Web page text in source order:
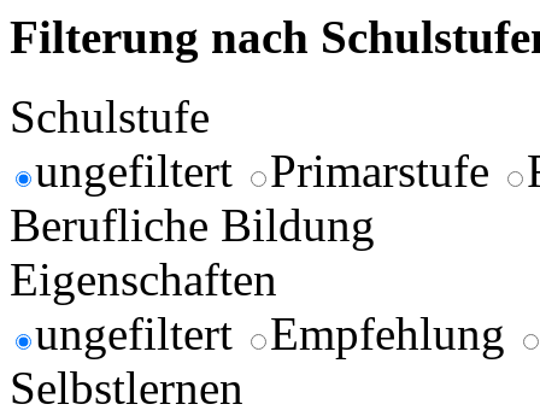
Filterung nach
Schulstufe
ungefiltert
Primarstufe
Berufliche Bildung
Eigenschaften
ungefiltert
Empfehlung
Selbstlernen